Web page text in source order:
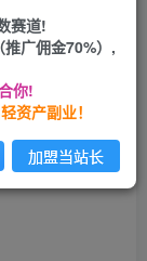
可保存购买订单
风口就现在
赛道!
广佣金70%）,
你!
资产副业！
加盟当站长